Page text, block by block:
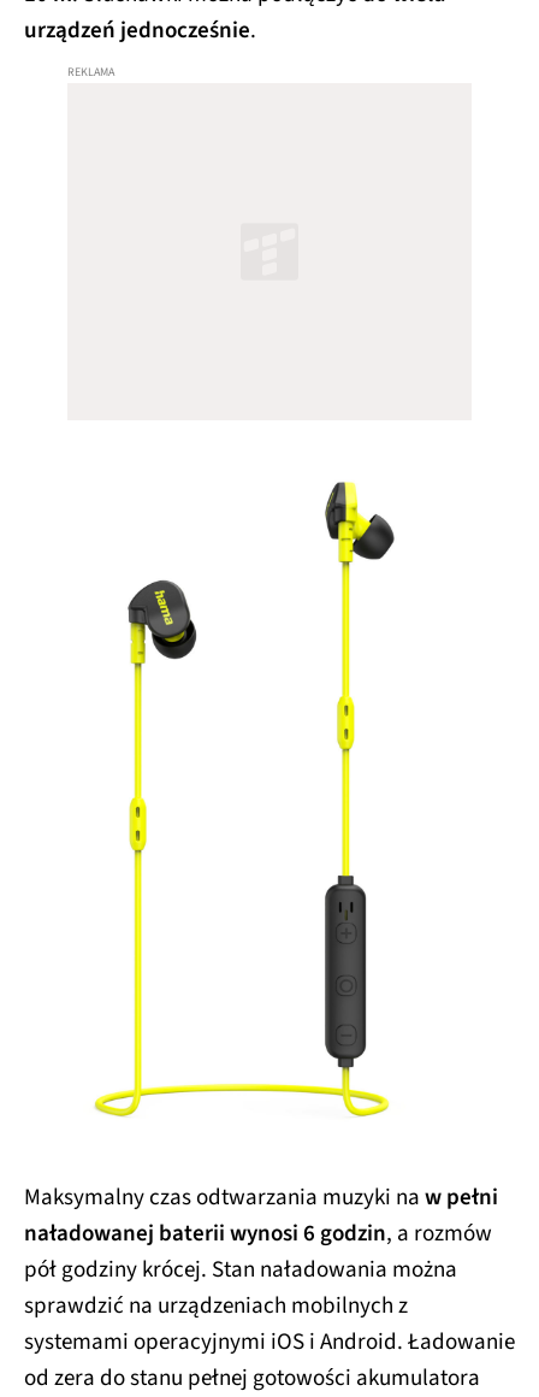
urządzeń jednocześnie.
Maksymalny czas odtwarzania muzyki naw pełni
naładowanej baterii wynosi 6 godzin, a rozmów
pół godziny krócej. Stan naładowania można
sprawdzić na urządzeniach mobilnych z
systemami operacyjnymi iOS i Android. Ładowanie
od zera do stanu pełnej gotowości akumulatora